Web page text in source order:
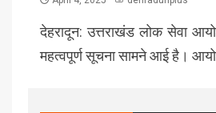
देहरादून: उत्तराखंड लोक सेवा
महत्वपूर्ण सूचना सामने आई है। आयोग